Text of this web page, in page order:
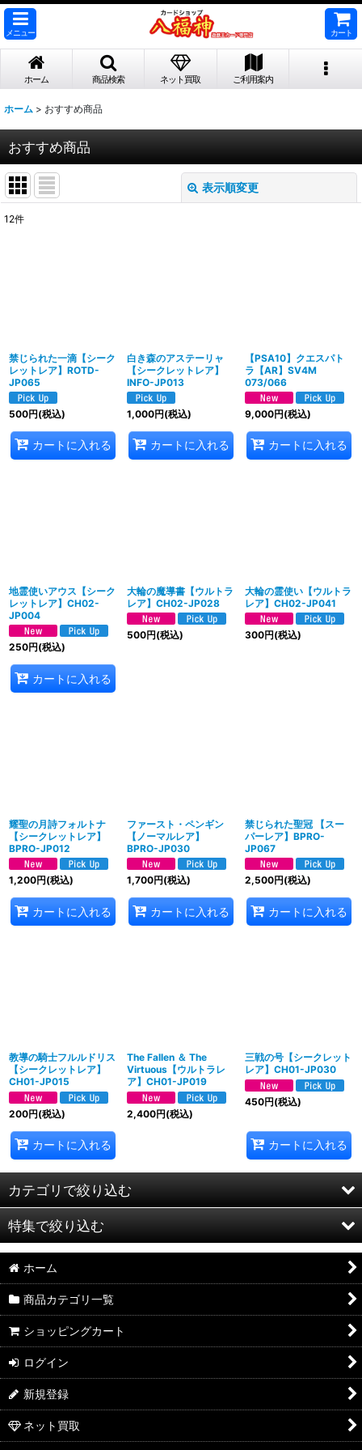
メニュー カート
ホーム 商品検索 ネット買取 ご利用案内
ホーム > おすすめ商品
おすすめ商品
表示順変更
12件
禁じられた一滴【シーク
レットレア】ROTD-
JP065
500円(税込)
カートに入れる
白き森のアステーリャ
【シークレットレア】
INFO-JP013
1,000円(税込)
カートに入れる
【PSA10】クエスパト
ラ【AR】SV4M
073/066
9,000円(税込)
カートに入れる
地霊使いアウス【シーク
レットレア】CH02-
JP004
250円(税込)
カートに入れる
大輪の魔導書【ウルトラ
レア】CH02-JP028
500円(税込)
大輪の霊使い【ウルトラ
レア】CH02-JP041
300円(税込)
耀聖の月詩フォルトナ
【シークレットレア】
BPRO-JP012
1,200円(税込)
カートに入れる
ファースト・ペンギン
【ノーマルレア】
BPRO-JP030
1,700円(税込)
カートに入れる
禁じられた聖冠 【スー
パーレア】BPRO-
JP067
2,500円(税込)
カートに入れる
教導の騎士フルルドリス
【シークレットレア】
CH01-JP015
200円(税込)
カートに入れる
The Fallen ＆ The
Virtuous【ウルトラレ
ア】CH01-JP019
2,400円(税込)
三戦の号【シークレット
レア】CH01-JP030
450円(税込)
カートに入れる
カテゴリで絞り込む
13期
12期
11期
10期
デッキビルドパック
TERMINAL WORLD
特集で絞り込む
高額カード
未開封品
モンスター
罠カード
トークン
ホーム
商品カテゴリ一覧
ショッピングカート
ログイン
新規登録
ネット買取